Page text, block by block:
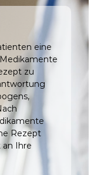
eine
zu
Rezept
Ihre